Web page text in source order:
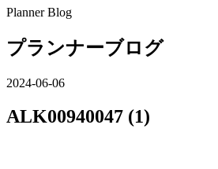
Planner Blog
プランナーブログ
2024-06-06
ALK00940047 (1)